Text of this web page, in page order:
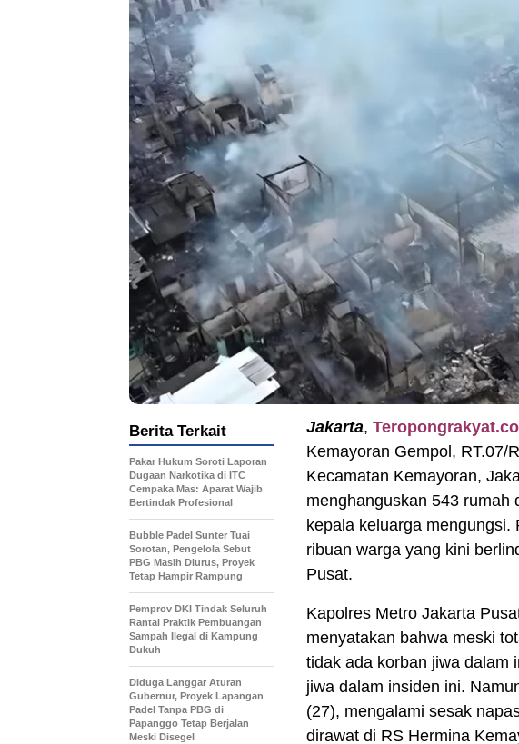
Jakarta, Teropongrakyat.co
Kemayoran Gempol, RT.07/
Kecamatan Kemayoran,
menghanguskan 543 rumah
kepala keluarga mengungsi.
ribuan warga yang kini
Pusat.
Kapolres Metro Jakarta
menyatakan bahwa meski
tidak ada korban jiwa dalam
jiwa dalam insiden ini.
(27), mengalami sesak
dirawat di RS Hermina
Berita Terkait
Pakar Hukum Soroti Laporan
Dugaan Narkotika di ITC
Cempaka Mas: Aparat Wajib
Bertindak Profesional
Bubble Padel Sunter Tuai
Sorotan, Pengelola Sebut
PBG Masih Diurus, Proyek
Tetap Hampir Rampung
Pemprov DKI Tindak Seluruh
Rantai Praktik Pembuangan
Sampah Ilegal di Kampung
Dukuh
Diduga Langgar Aturan
Gubernur, Proyek Lapangan
Padel Tanpa PBG di
Papanggo Tetap Berjalan
Meski Disegel